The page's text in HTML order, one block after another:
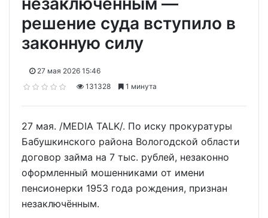
решение суда вступило в
законную силу
27 мая 2026 15:46
131328
1 минута
27 мая. /MEDIA TALK/. По иску прокуратуры
Бабушкинского района Вологодской области
договор займа на 7 тыс. рублей, незаконно
оформленный мошенниками от имени
пенсионерки 1953 года рождения, признан
незаключённым.